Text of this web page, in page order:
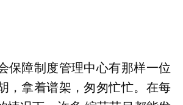
保障制度管理中心有那样一位
，拿着谱架，匆匆忙忙。在每